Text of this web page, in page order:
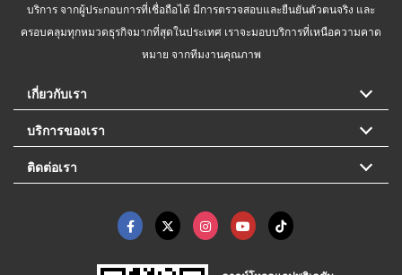
บริการ จากผู้ประกอบการที่เชื่อถือได้ มีการตรวจสอบและยืนยันตัวตนจริง และ
ครอบคลุมทุกหมวดธุรกิจมากที่สุดในประเทศ เราจะมอบบริการที่เหนือความคาด
หมาย จากทีมงานคุณภาพ
เกี่ยวกับเรา
บริการของเรา
ติดต่อเรา